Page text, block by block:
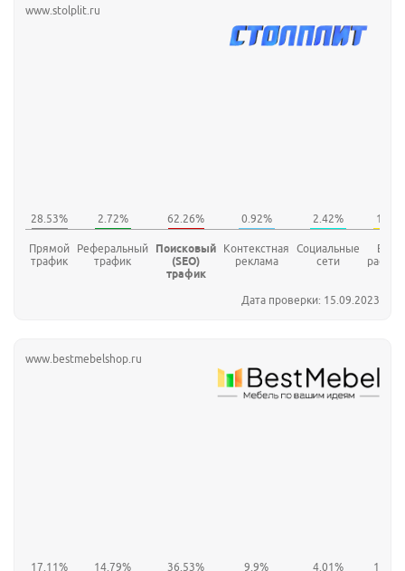
www.stolplit.ru
Прямой
трафик
Реферальный
трафик
Поисковый
(SEO)
трафик
Контекстная
реклама
Социальные
сети
E-
Дата проверки: 15.09.2023
www.bestmebelshop.ru